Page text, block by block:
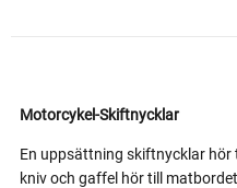
Motorcykel-Skiftnycklar
En uppsättning skiftnycklar
kniv och gaffel hör till